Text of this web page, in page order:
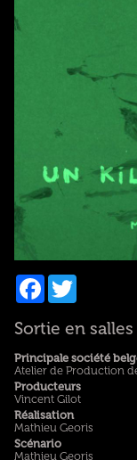
Facebook
Twitter
Sortie en
Principale société
Atelier de Production
Producteurs
Vincent Gilot
Réalisation
Mathieu Georis
Scénario
Mathieu Georis